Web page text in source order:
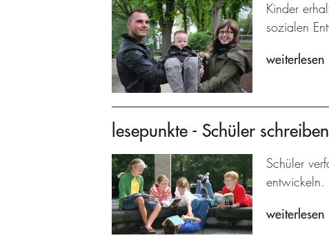
Kinder
sozialen
weiterlesen
lesepunkte - Schüler
Schüler
entwickeln.
weiterlesen